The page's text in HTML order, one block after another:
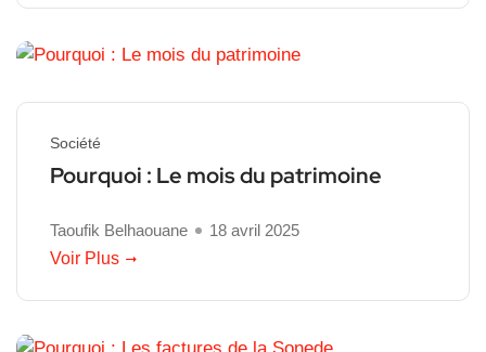
Société
Pourquoi : Le mois du patrimoine
Taoufik Belhaouane
18 avril 2025
Voir Plus